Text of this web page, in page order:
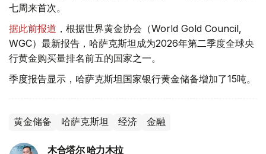
七周来首次。
据此前报道 ，根据世界黄金协会（World Gold Council,
WGC）最新报告，哈萨克斯坦成为2026年第二季度全球央
行黄金购买量排名前五的国家之一。
季度报告显示，哈萨克斯坦国家银行黄金储备增加了15吨。
黄金储备 哈萨克斯坦 经济 金融
木合塔尔 哈力木拉